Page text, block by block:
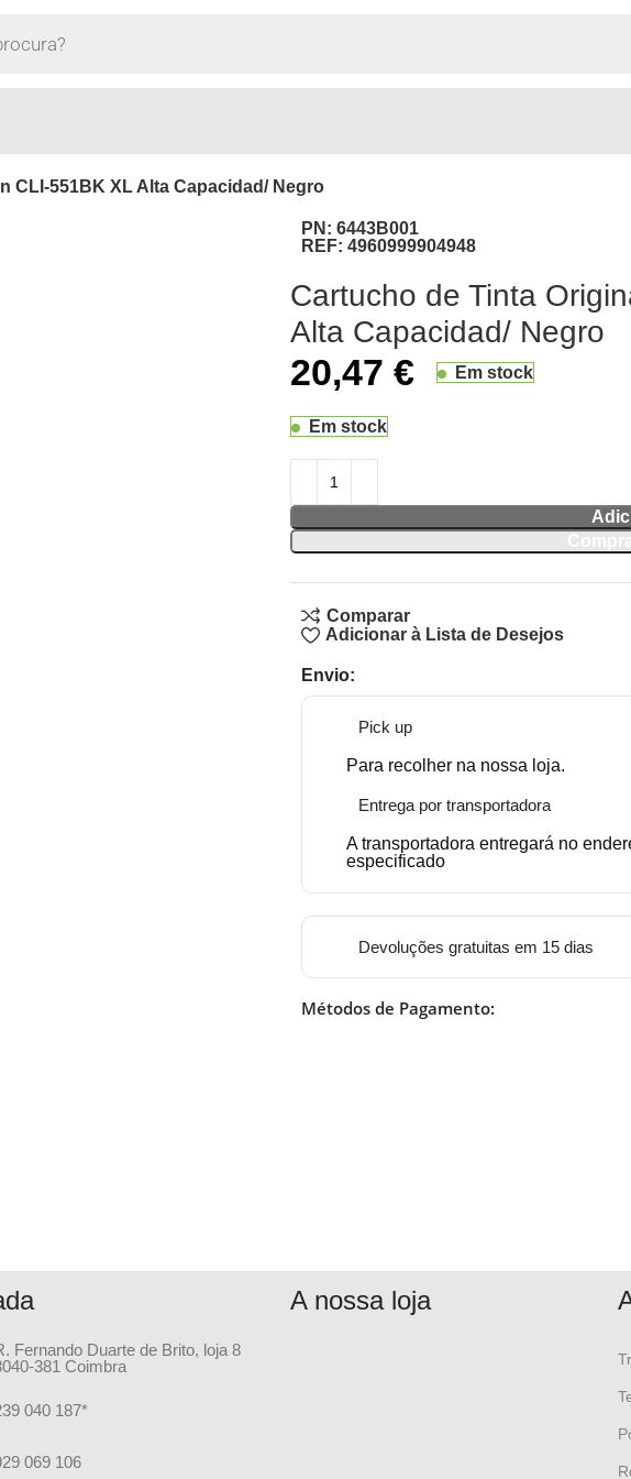
CLI-551BK XL Alta Capacidad/ Negro
PN: 6443B001
REF: 4960999904948
Cartucho de Tinta
Alta Capacidad/ Negro
20,47 € Em stock
Em stock
Comparar
Adicionar à Lista de Desejos
Envio:
Pick up
Para recolher na nossa loja.
Entrega por transportadora
A transportadora entregará no
especificado
Devoluções gratuitas em 15 dias
Métodos de Pagamento:
Fernando Duarte de Brito, loja 8
381 Coimbra
040 187*
069 106
A nossa loja